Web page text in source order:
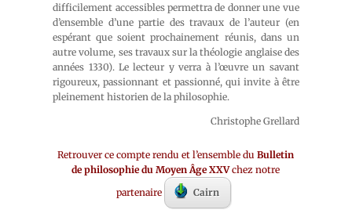
difficilement accessibles permettra de donner une vue
d’ensemble d’une partie des travaux de l’auteur (en
espérant que soient prochainement réunis, dans un
autre volume, ses travaux sur la théologie anglaise des
années 1330). Le lecteur y verra à l’œuvre un savant
rigoureux, passionnant et passionné, qui invite à être
pleinement historien de la philosophie.
Christophe Grellard
Retrouver ce compte rendu et l’ensemble duBulletin
de philosophie du Moyen Âge XXVchez notre
partenaire
Cairn